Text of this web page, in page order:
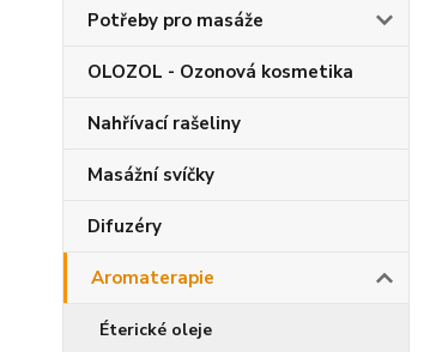
Potřeby pro masáže
OLOZOL - Ozonová kosmetika
Nahřívací rašeliny
Masážní svíčky
Difuzéry
Aromaterapie
Éterické oleje